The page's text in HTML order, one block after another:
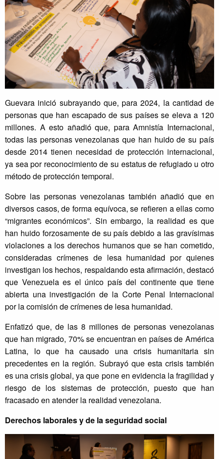
Guevara inició subrayando que, para 2024, la cantidad de
personas que han escapado de sus países se eleva a 120
millones. A esto añadió que, para Amnistía Internacional,
todas las personas venezolanas que han huido de su país
desde 2014 tienen necesidad de protección internacional,
ya sea por reconocimiento de su estatus de refugiado u otro
método de protección temporal.
Sobre las personas venezolanas también añadió que en
diversos casos, de forma equívoca, se refieren a ellas como
“migrantes económicos”. Sin embargo, la realidad es que
han huido forzosamente de su país debido a las gravísimas
violaciones a los derechos humanos que se han cometido,
consideradas crímenes de lesa humanidad por quienes
investigan los hechos, respaldando esta afirmación, destacó
que Venezuela es el único país del continente que tiene
abierta una investigación de la Corte Penal Internacional
por la comisión de crímenes de lesa humanidad.
Enfatizó que, de las 8 millones de personas venezolanas
que han migrado, 70% se encuentran en países de América
Latina, lo que ha causado una crisis humanitaria sin
precedentes en la región. Subrayó que esta crisis también
es una crisis global, ya que pone en evidencia la fragilidad y
riesgo de los sistemas de protección, puesto que han
fracasado en atender la realidad venezolana.
Derechos laborales y de la seguridad social